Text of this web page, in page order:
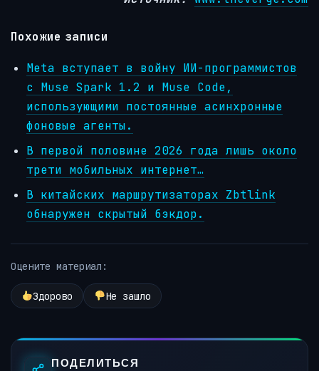
Похожие записи
Meta вступает в войну ИИ-программистов
с Muse Spark 1.2 и Muse Code,
использующими постоянные асинхронные
фоновые агенты.
В первой половине 2026 года лишь около
трети мобильных интернет…
В китайских маршрутизаторах Zbtlink
обнаружен скрытый бэкдор.
Оцените материал:
Здорово Не зашло
ПОДЕЛИТЬСЯ